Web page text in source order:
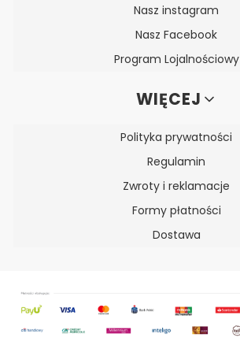
Nasz instagram
Nasz Facebook
Program Lojalnościowy
WIĘCEJ
Polityka prywatności
Regulamin
Zwroty i reklamacje
Formy płatności
Dostawa